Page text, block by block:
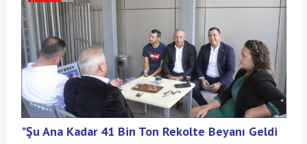
"Şu Ana Kadar 41 Bin Ton Rekolte Beyanı Geldi